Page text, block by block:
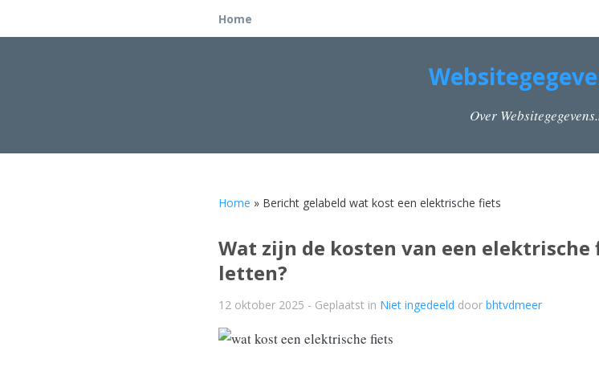
Home
Over
Home » Bericht gelabeld wat kost een elektrische fiets
Wat zijn de kosten van een
letten?
12 oktober 2025 - Geplaatst in Niet ingedeeld door bhtvdmeer